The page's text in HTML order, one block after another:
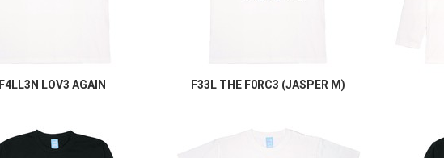
F4LL3N LOV3 AGAIN F33L THE F0RC3 (JASPER M)